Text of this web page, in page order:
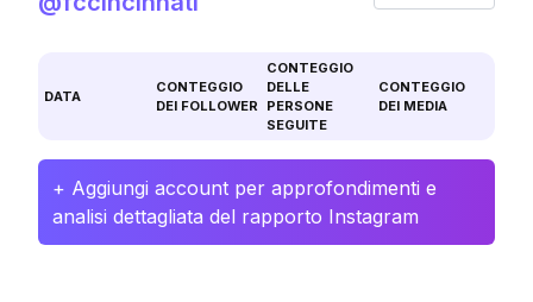
DATA
CONTEGGIO
DEI FOLLOWER
CONTEGGIO
DELLE
PERSONE
SEGUITE
CONTEGGIO
DEI MEDIA
+ Aggiungi account per approfondimenti e
analisi dettagliata del rapporto Instagram